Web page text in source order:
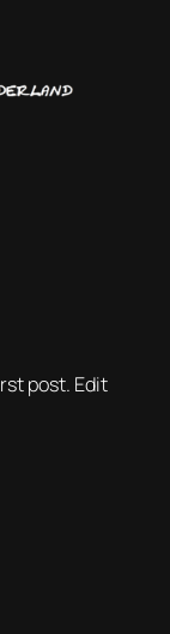
post. Edit